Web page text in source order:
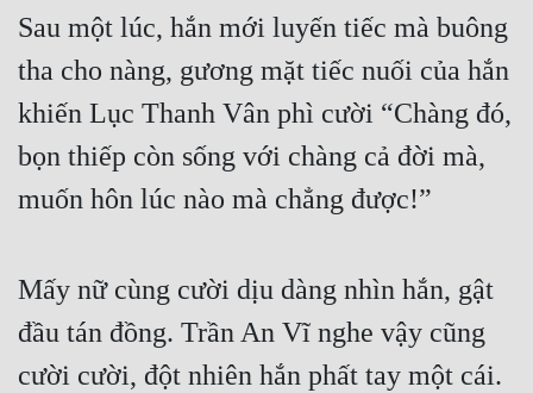
Sau một lúc, hắn mới luyến tiếc mà buông
tha cho nàng, gương mặt tiếc nuối của hắn
khiến Lục Thanh Vân phì cười “Chàng đó,
bọn thiếp còn sống với chàng cả đời mà,
muốn hôn lúc nào mà chẳng được!”
Mấy nữ cùng cười dịu dàng nhìn hắn, gật
đầu tán đồng. Trần An Vĩ nghe vậy cũng
cười cười, đột nhiên hắn phất tay một cái.